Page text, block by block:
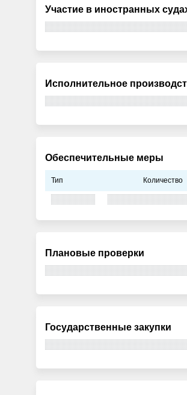
Участие в иностранных
Исполнительное
Обеспечительные меры
Тип Количество
Плановые проверки
Государственные закупки